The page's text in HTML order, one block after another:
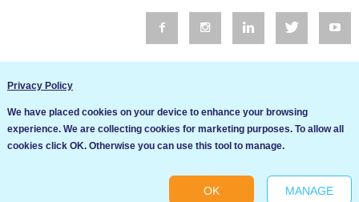
Общи условия
Cookie settings
Privacy Policy
We have placed cookies on your device to enhance your browsing
experience. We are collecting cookies for marketing purposes. To allow all
cookies click OK. Otherwise you can use this tool to manage.
OK MANAGE
Ние използваме бисквитки за да подобрим услугите си. Ако
продължите да посещавате този сайт, ние приемаме, че се